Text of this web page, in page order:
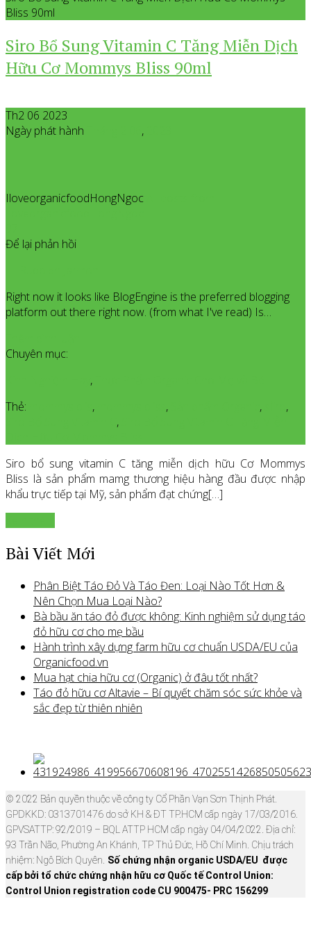
Bliss 90ml
Siro Bổ Sung Vitamin C Tăng Miễn Dịch
Hữu Cơ Mommys Bliss 90ml
Th2 06 2023
Ngày phát hành
,
IloveorganicfoodHongNgoc
Để lại phản hồi
Right now it looks like BlogEngine is the preferred blogging
platform out there right now. (from what I've read) Is…
Chuyên mục:
,
Thẻ:
, , ,
,
,
Siro bổ sung vitamin C tăng miễn dịch hữu Cơ Mommys
Bliss là sản phẩm mamg thương hiệu hàng đầu được nhập
khẩu trực tiếp tại Mỹ, sản phẩm đạt chứng[…]
Bài Viết Mới
Phân Biệt Táo Đỏ Và Táo Đen: Loại Nào Tốt Hơn &
Nên Chọn Mua Loại Nào?
Bà bầu ăn táo đỏ được không: Kinh nghiệm sử dụng táo
đỏ hữu cơ cho mẹ bầu
Hành trình xây dựng farm hữu cơ chuẩn USDA/EU của
Organicfood.vn
Mua hạt chia hữu cơ (Organic) ở đâu tốt nhất?
Táo đỏ hữu cơ Altavie – Bí quyết chăm sóc sức khỏe và
sắc đẹp từ thiên nhiên
© 2022 Bản quyền thuộc về công ty Cổ Phần Vạn Sơn Thịnh Phát.
GPDKKD: 0313701476 do sở KH & ĐT TP.HCM cấp ngày 17/03/2016.
GPVSATTP: 92/2019 – BQL ATTP HCM cấp ngày 04/04/2022. Địa chỉ:
93 Trần Não, Phường An Khánh, TP Thủ Đức, Hồ Chí Minh. Chịu trách
nhiệm: Ngô Bích Quyên. Số chứng nhận organic USDA/EU được
cấp bởi tổ chức chứng nhận hữu cơ Quốc tế Control Union:
Control Union registration code CU 900475- PRC 156299